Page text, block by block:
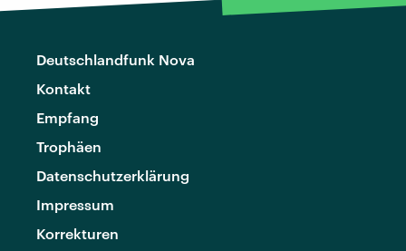
Deutschlandfunk Nova
Kontakt
Empfang
Trophäen
Datenschutzerklärung
Impressum
Korrekturen